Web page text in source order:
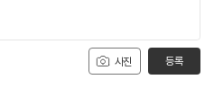
사진 등록